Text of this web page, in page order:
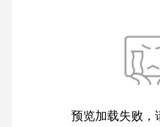
预览加载失败，